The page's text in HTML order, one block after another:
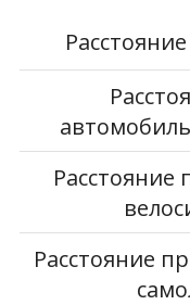
Расстояние
Расстояние